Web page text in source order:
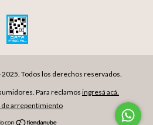
Para reclamos ingresá acá.
de arrepentimiento